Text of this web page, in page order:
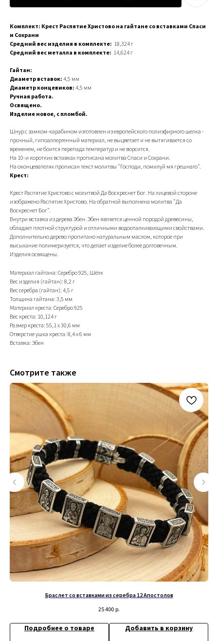
Комплект: Крест Распятие Христово на гайтане со вставками Спаси
и Сохрани
Средний вес изделия в комплекте: 18,324 г
Средний вес металла в комплекте: 14,624 г
Гайтан:
Диаметр вставок: 4,5 мм
Диаметр концевиков: 4,5 мм
Ручная работа.
Освящено.
Изделие новое, с пломбой.
Шнур с замком-карабином изготовлен из европейского полиэфирного шелка -
прочный, гипоаллергенный материал, не выцветает и не вытягивается со
временем, не боится перепада температур и не ворсится.
На 10-и коротких вставках прописана молитва Спаси и Сохрани.
На оконцевателях прописан текст молитвы "Господи, помилуй мя грешнаго".
Крест:
Крест Распятие Христово с молитвой Да Воскреснет Бог. На лицевой стороне
изображено Распятие Христово. На обратной выполнена молитва "Да
Воскреснет Бог".
Внутри вставка из дерева Эбен. Эбен является ценной породой древесины,
обладает плотной структурой и отличными водооталкивающими свойствами.
Дополнительно дерево пропитано натуральным маслом, которое при
высыхание полимеризуется, что делает изделие более долговечным.
Изделия освящены.
Материал гайтана: Серебро 925, Шёлк
Вес изделия (гайтан): 8,2 г
Вес серебра (гайтан): 4,5 г
Толщина гайтана: 3,5 мм
Материал креста: Серебро 925
Вес креста: 10,124 г
Размер креста: 55,1 х 30,6 мм
Отверстие ушка креста: 8,4 х 6 мм
Вставка: Эбен
Смотрите также
Браслет со вставками из серебра 12 Апостолов
25 400 р.
Подробнее о товаре Добавить в корзину
Сайт разработан - @bogoduhovilya
© 2019-2026 Русские Мастерские
Информация
Договор оферта
Политика конфиденциальности
Обмен и возврат
Доставка и оплата
ИП Титенков Александр Владимирович
ИНН: 525813293944
ОГРНИП: 319527500128352
адрес: г.Нижний Новгород,
ул. Маслякова д. 12а
Контакты:
+79200098811